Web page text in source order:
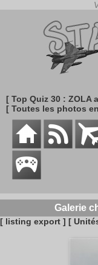
[ Top Quiz 30 : ZOLA
[ Toutes les photos
Galerie
[ listing export ] [